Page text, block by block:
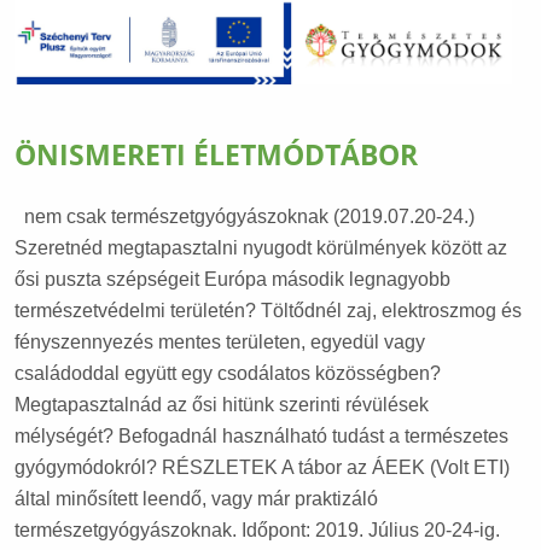
ÖNISMERETI ÉLETMÓDTÁBOR
nem csak természetgyógyászoknak (2019.07.20-24.)
Szeretnéd megtapasztalni nyugodt körülmények között az
ősi puszta szépségeit Európa második legnagyobb
természetvédelmi területén? Töltődnél zaj, elektroszmog és
fényszennyezés mentes területen, egyedül vagy
családoddal együtt egy csodálatos közösségben?
Megtapasztalnád az ősi hitünk szerinti révülések
mélységét? Befogadnál használható tudást a természetes
gyógymódokról? RÉSZLETEK A tábor az ÁEEK (Volt ETI)
által minősített leendő, vagy már praktizáló
természetgyógyászoknak. Időpont: 2019. Július 20-24-ig.